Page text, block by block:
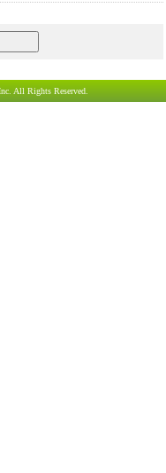
All Rights Reserved.